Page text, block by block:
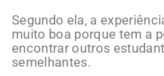
Segundo ela, a
muito boa porque tem a
encontrar outros
semelhantes.